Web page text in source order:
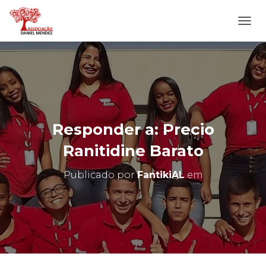
L
T
E
R
N
A
N
A
E
G
O
Responder a: Precio
Ranitidine Barato
Publicado porFantikiALem